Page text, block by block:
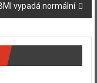
vypadá normální